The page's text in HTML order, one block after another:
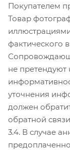
Покупателем
Товар
фактического
не
уточнения
должен
обратной
3.4. В случае